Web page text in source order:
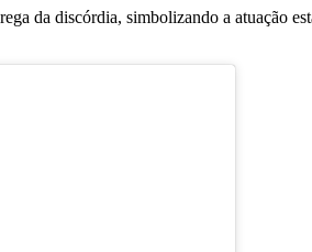
da discórdia, simbolizando a atuação